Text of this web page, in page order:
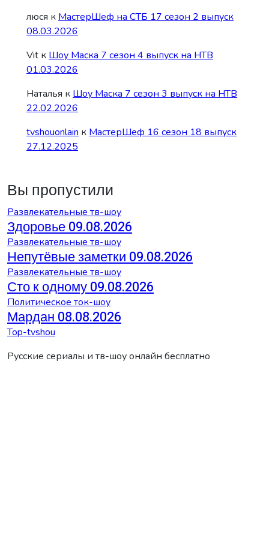
люся к МастерШеф на СТБ 17 сезон 2 выпуск
08.03.2026
Vit к Шоу Маска 7 сезон 4 выпуск на НТВ
01.03.2026
Наталья к Шоу Маска 7 сезон 3 выпуск на НТВ
22.02.2026
tvshouonlain к МастерШеф 16 сезон 18 выпуск
27.12.2025
Вы пропустили
Развлекательные тв-шоу
Здоровье 09.08.2026
Развлекательные тв-шоу
Непутёвые заметки 09.08.2026
Развлекательные тв-шоу
Сто к одному 09.08.2026
Политическое ток-шоу
Мардан 08.08.2026
Top-tvshou
Русские сериалы и тв-шоу онлайн бесплатно